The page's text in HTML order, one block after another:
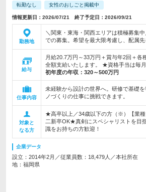
転勤なし 女性のおしごと掲載中
情報更新日：2026/07/21 終了予定日：2026/09/21
勤務地
＼関東・東海・関西エリアは積極募集
での募集。希望を最大限考慮し、配属先
給与
月給20.7万円～33万円＋賞与年2回＋
全額支給いたします。 ★資格手当は毎
初年度の年収： 320～500万円
仕事内容
未経験から設計の世界へ。研修で基礎
ノづくりの仕事に挑戦できます。
対象と
なる方
★高卒以上／34歳以下の方（※）【業
二新卒OK★真剣にスペシャリストを目
識をお持ちの方歓迎！
企業データ
設立：2014年2月／従業員数：18,479人／本社所在
地：福岡県